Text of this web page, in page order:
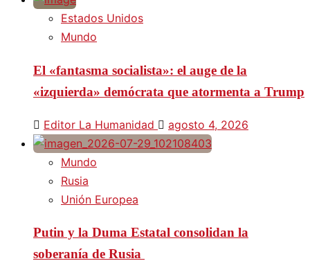
Estados Unidos
Mundo
El «fantasma socialista»: el auge de la
«izquierda» demócrata que atormenta a Trump
Editor La Humanidad agosto 4, 2026
Mundo
Rusia
Unión Europea
Putin y la Duma Estatal consolidan la
soberanía de Rusia